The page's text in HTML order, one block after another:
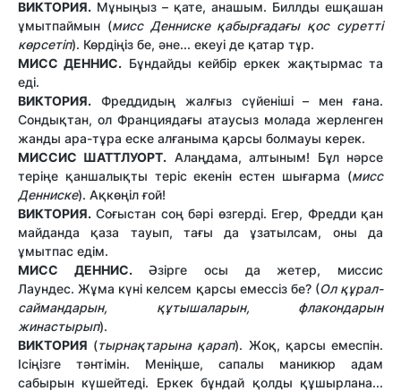
ВИКТОРИЯ. Мұныңыз – қате, анашым. Биллды ешқашан
ұмытпаймын (мисс Денниске қабырғадағы қос суретті
көрсетіп). Көрдіңіз бе, әне... екеуі де қатар тұр.
МИСС ДЕННИС. Бұндайды кейбір еркек жақтырмас та
еді.
ВИКТОРИЯ. Фреддидың жалғыз сүйеніші – мен ғана.
Сондықтан, ол Франциядағы атаусыз молада жерленген
жанды ара-тұра еске алғаныма қарсы болмауы керек.
МИССИС ШАТТЛУОРТ. Алаңдама, алтыным! Бұл нәрсе
теріңе қаншалықты теріс екенін естен шығарма (мисс
Денниске). Ақкөңіл ғой!
ВИКТОРИЯ. Соғыстан соң бәрі өзгерді. Егер, Фредди қан
майданда қаза тауып, тағы да ұзатылсам, оны да
ұмытпас едім.
МИСС ДЕННИС.Әзірге осы да жетер, миссис
Лаундес. Жұма күні келсем қарсы емессіз бе? (Ол құрал-
саймандарын, құтышаларын, флакондарын
жинастырып).
ВИКТОРИЯ (тырнақтарына қарап). Жоқ, қарсы емеспін.
Ісіңізге тәнтімін. Меніңше, сапалы маникюр адам
сабырын күшейтеді. Еркек бұндай қолды құшырлана...